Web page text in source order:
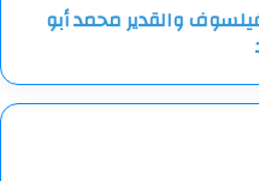
والقدير محمد أبو